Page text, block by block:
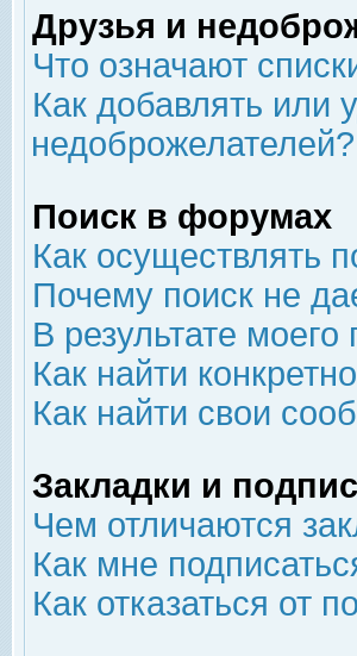
Друзья и
Что означают
Как добавлять или
недоброжелателей?
Поиск в форумах
Как осуществлять
Почему поиск не
В результате
Как найти
Как найти свои
Закладки и
Чем отличаются
Как мне
Как отказаться от